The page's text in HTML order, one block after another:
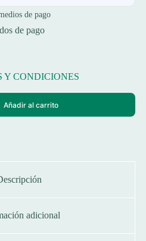
de pago
Y CONDICIONES
Añadir al carrito
adicional